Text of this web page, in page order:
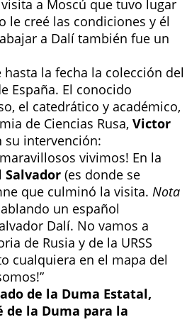
a Moscú que tuvo lugar
le creé las condiciones y él
a Dalí también fue un
la fecha la colección del
España. El conocido
el catedrático y académico,
de Ciencias Rusa, Victor
su intervención:
vivimos! En la
Salvador (es donde se
que culminó la visita. Nota
un español
Dalí. No vamos a
de Rusia y de la URSS
cualquiera en el mapa del
de la Duma Estatal,
la Duma para la